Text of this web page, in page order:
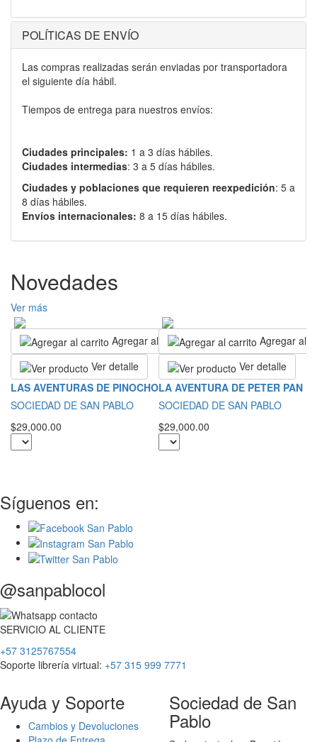
POLÍTICAS DE ENVÍO
Las compras realizadas serán enviadas por transportadora
el siguiente día hábil.
Tiempos de entrega para nuestros envíos:
Ciudades principales: 1 a 3 días hábiles.
Ciudades intermedias: 3 a 5 días hábiles.
Ciudades y poblaciones que requieren reexpedición: 5 a
8 días hábiles.
Envíos internacionales: 8 a 15 días hábiles.
Novedades
Ver más
Agregar al carrito
Ver detalle
LAS AVENTURAS DE PINOCHO
SOCIEDAD DE SAN PABLO
$29,000.00
Agregar al
Ver detalle
LA AVENTURA DE PETER PAN
SOCIEDAD DE SAN PABLO
$29,000.00
Síguenos en:
@sanpablocol
SERVICIO AL CLIENTE
+57 3125767554
Soporte librería virtual: +57 315 999 7771
Ayuda y Soporte
Cambios y Devoluciones
Sociedad de San
Pablo